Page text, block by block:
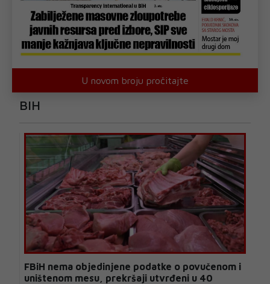
U novom broju pročitajte
BIH
FBiH nema objedinjene podatke o povučenom i
uništenom mesu, prekršaji utvrđeni u 40